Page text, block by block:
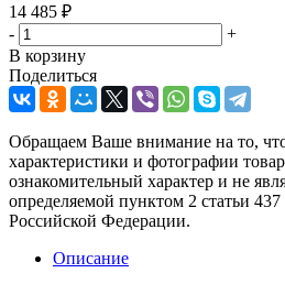
14 485 ₽
-
+
В корзину
Поделиться
Обращаем Ваше внимание на то,
характеристики и фотографии
ознакомительный характер и не
определяемой пунктом 2 статьи 437
Российской Федерации.
Описание